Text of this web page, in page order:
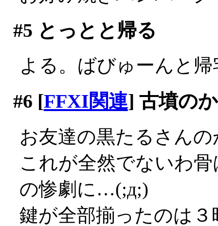
#5 とっとと帰る
よる。ばびゅーんと帰
#6 [FFXI関連] 古墳の
お友達の黒たるさん
これが全然でないわ
の惨劇に…(;д;)
鍵が全部揃ったのは